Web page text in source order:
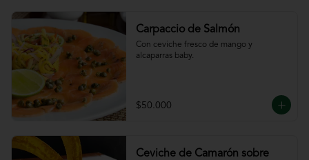
Carpaccio de Salmón
Con ceviche fresco de mango y
alcaparras baby.
$50.000
Ceviche de Camarón sobre